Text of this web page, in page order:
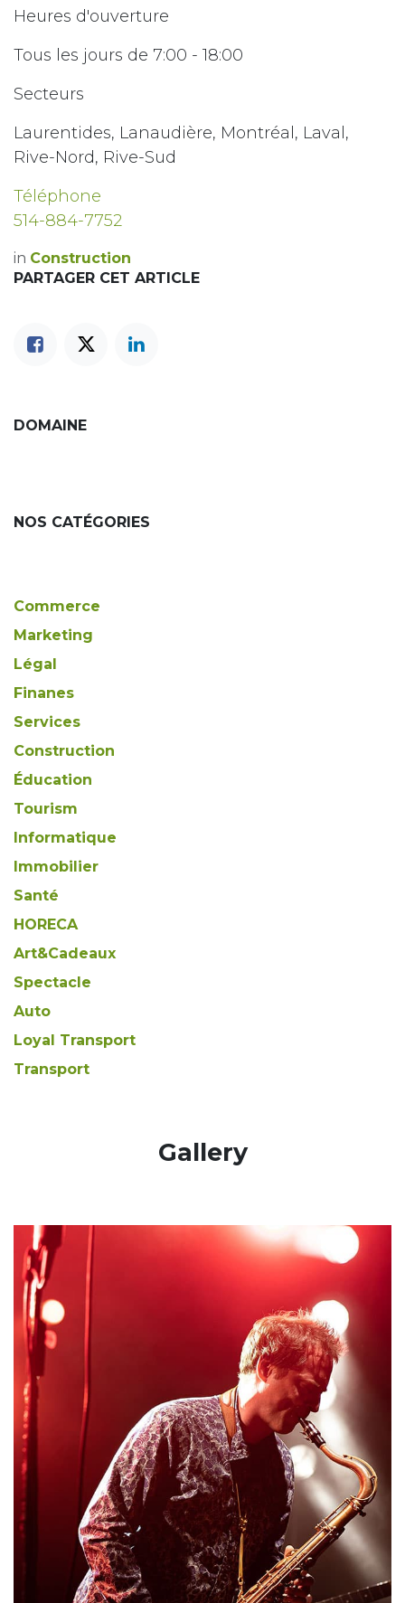
Heures d'ouverture
Tous les jours de 7:00 - 18:00
Secteurs
Laurentides, Lanaudière, Montréal, Laval,
Rive-Nord, Rive-Sud
Téléphone
514-884-7752
in Construction
PARTAGER CET ARTICLE
DOMAINE
NOS CATÉGORIES
Commerce
Marketing
Légal
Finanes
Services
Construction
Éducation
Tourism
Informatique
Immobilier
Santé
HORECA
Art&Cadeaux
Spectacle
Auto
Loyal Transport
Transport
​Gallery